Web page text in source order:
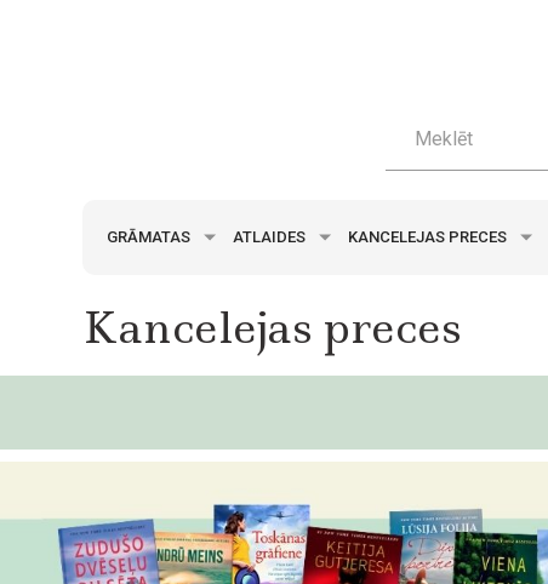
GRĀMATAS ATLAIDES KANCELEJAS PRECES
Kancelejas preces